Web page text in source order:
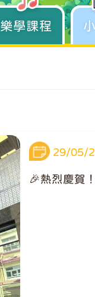
樂學課程
29/05/
🎉熱烈慶賀